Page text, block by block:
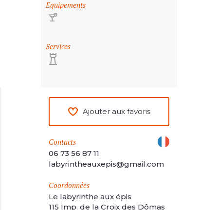
Equipements
Services
Ajouter aux favoris
Contacts
06 73 56 87 11
labyrintheauxepis@gmail.com
Coordonnées
Le labyrinthe aux épis
115 Imp. de la Croix des Dômas